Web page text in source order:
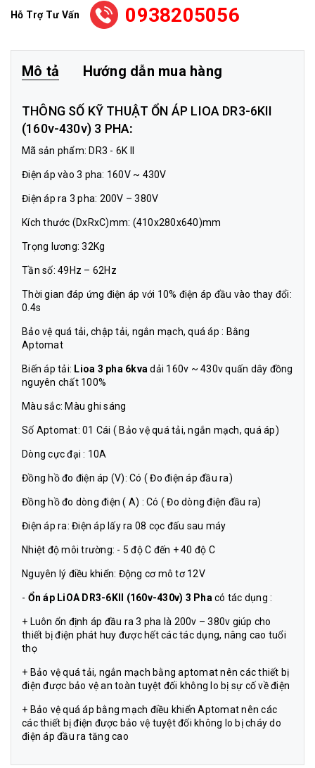
Hỗ Trợ Tư Vấn 0938205056
Mô tả Hướng dẫn mua hàng
THÔNG SỐ KỸ THUẬT ỔN ÁP LIOA DR3-6KII
(160v-430v) 3 PHA:
Mã sản phẩm: DR3 - 6K II
Điện áp vào 3 pha: 160V ~ 430V
Điện áp ra 3 pha: 200V – 380V
Kích thước (DxRxC)mm: (410x280x640)mm
Trọng lương: 32Kg
Tần số: 49Hz – 62Hz
Thời gian đáp ứng điện áp với 10% điện áp đầu vào thay đổi:
0.4s
Bảo vệ quá tải, chập tải, ngắn mạch, quá áp : Bằng
Aptomat
Biến áp tải: Lioa 3 pha 6kva dải 160v ~ 430v quấn dây đồng
nguyên chất 100%
Màu sắc: Màu ghi sáng
Số Aptomat: 01 Cái ( Bảo vệ quá tải, ngắn mạch, quá áp)
Dòng cực đại : 10A
Đồng hồ đo điện áp (V): Có ( Đo điện áp đầu ra)
Đồng hồ đo dòng điện ( A) : Có ( Đo dòng điện đầu ra)
Điện áp ra: Điện áp lấy ra 08 cọc đấu sau máy
Nhiệt độ môi trường: - 5 độ C đến + 40 độ C
Nguyên lý điều khiển: Động cơ mô tơ 12V
- Ổn áp LiOA DR3-6KII (160v-430v) 3 Pha có tác dụng :
+ Luôn ổn định áp đầu ra 3 pha là 200v – 380v giúp cho
thiết bị điện phát huy được hết các tác dụng, nâng cao tuổi
thọ
+ Bảo vệ quá tải, ngắn mạch bằng aptomat nên các thiết bị
điện được bảo vệ an toàn tuyệt đối không lo bị sự cố về điện
+ Bảo vệ quá áp bằng mạch điều khiển Aptomat nên các
các thiết bị điện được bảo vệ tuyệt đối không lo bị cháy do
điện áp đầu ra tăng cao